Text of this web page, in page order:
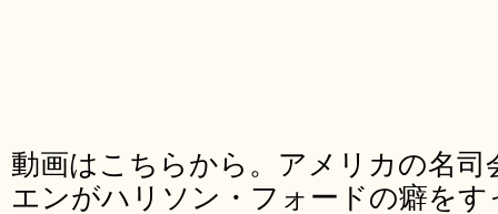
動画はこちらから。アメリカの名
エンがハリソン・フォードの癖を